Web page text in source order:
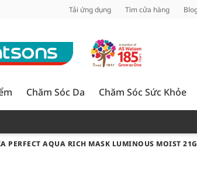
Tải ứng dụng Tìm cửa hàng
Chăm Sóc Da Chăm Sóc Sức Khỏe
PERFECT AQUA RICH MASK LUMINOUS MOIST 21G